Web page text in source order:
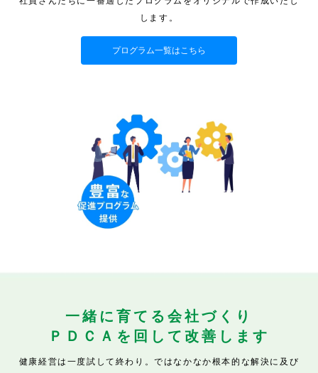
します。
プログラム一覧はこちら
一緒に育てる会社づくり
ＰＤＣＡを回して改善します
健康経営は一度試して終わり。ではなかなか根本的な解決に及び